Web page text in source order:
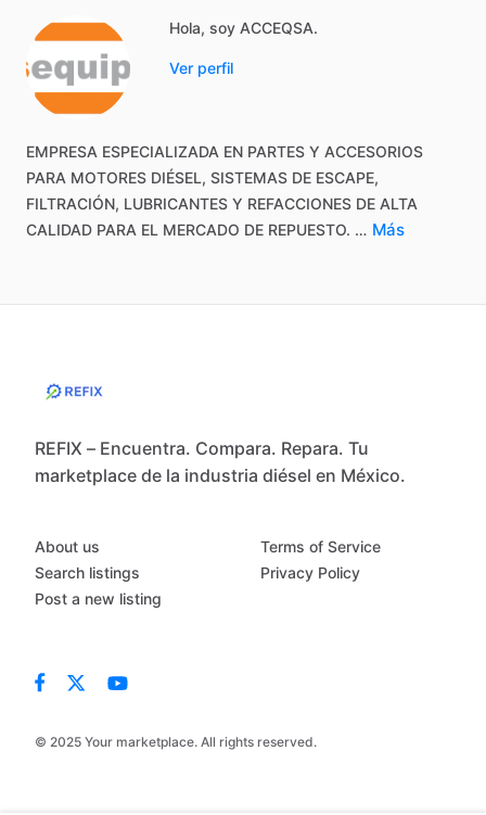
Hola, soy ACCEQSA.
Ver perfil
EMPRESA ESPECIALIZADA EN PARTES Y ACCESORIOS
PARA MOTORES DIÉSEL, SISTEMAS DE ESCAPE,
FILTRACIÓN, LUBRICANTES Y REFACCIONES DE ALTA
CALIDAD PARA EL MERCADO DE REPUESTO. … Más
REFIX – Encuentra. Compara. Repara. Tu
marketplace de la industria diésel en México.
© 2025 Your marketplace. All rights reserved.
About us
Search listings
Post a new listing
Terms of Service
Privacy Policy